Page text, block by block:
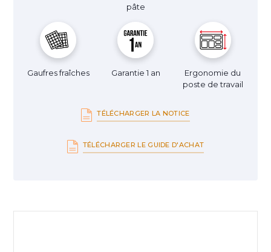
pâte
Gaufres fraîches Garantie 1 an
Ergonomie du
poste de travail
TÉLÉCHARGER LA NOTICE
TÉLÉCHARGER LE GUIDE D'ACHAT